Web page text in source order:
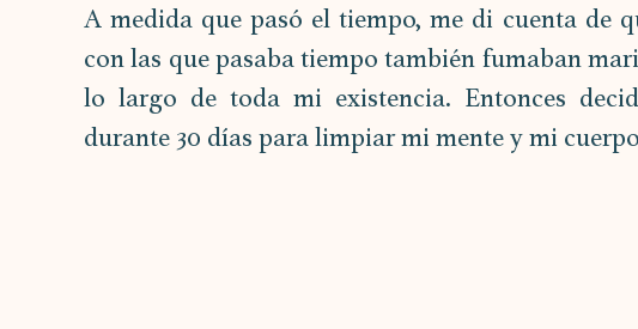
A medida que pasó el tiempo, me di cuenta de
con las que pasaba tiempo también fumaban
lo largo de toda mi existencia. Entonces
durante 30 días para limpiar mi mente y mi